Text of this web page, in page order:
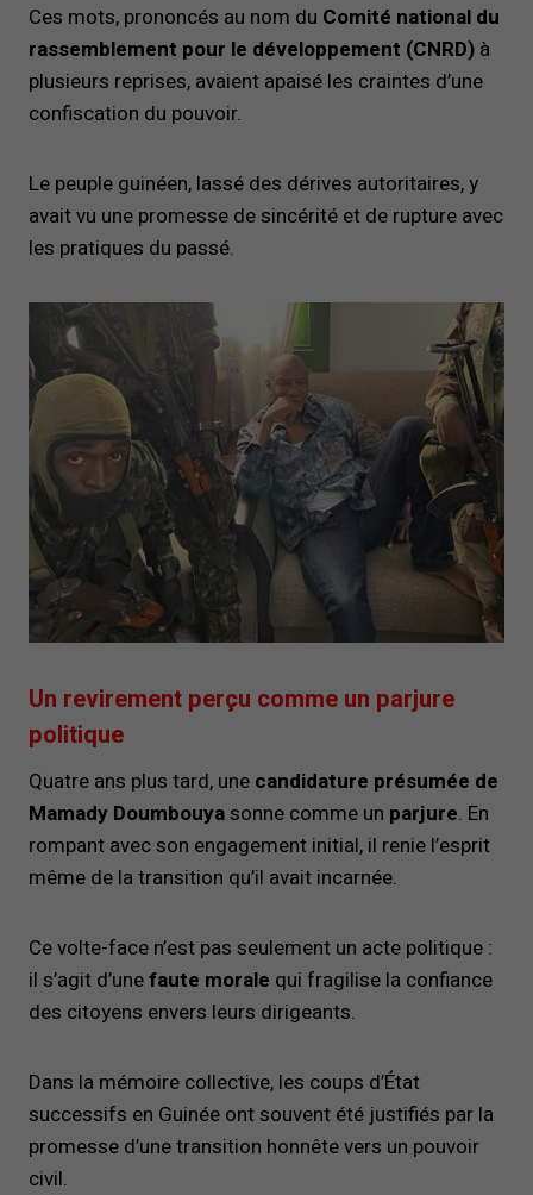
Ces mots, prononcés au nom du Comité national du
rassemblement pour le développement (CNRD) à
plusieurs reprises, avaient apaisé les craintes d’une
confiscation du pouvoir.
Le peuple guinéen, lassé des dérives autoritaires, y
avait vu une promesse de sincérité et de rupture avec
les pratiques du passé.
Un revirement perçu comme un parjure
politique
Quatre ans plus tard, une candidature présumée de
Mamady Doumbouyasonne comme un parjure. En
rompant avec son engagement initial, il renie l’esprit
même de la transition qu’il avait incarnée.
Ce volte-face n’est pas seulement un acte politique :
il s’agit d’unefaute morale qui fragilise la confiance
des citoyens envers leurs dirigeants.
Dans la mémoire collective, les coups d’État
successifs en Guinée ont souvent été justifiés par la
promesse d’une transition honnête vers un pouvoir
civil.